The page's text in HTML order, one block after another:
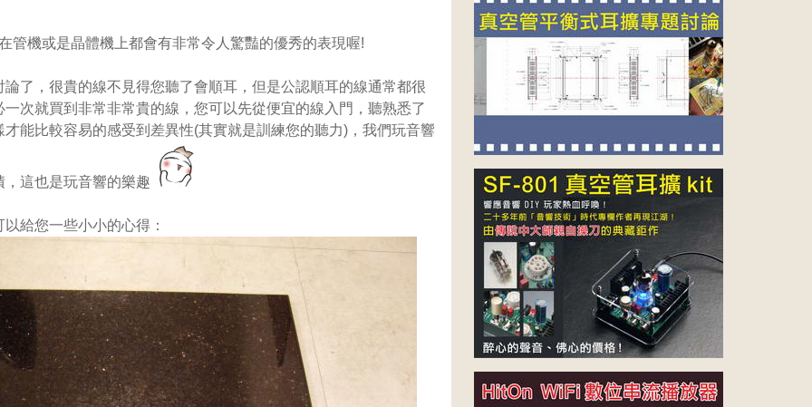
管機或是晶體機上都會有非常令人驚豔的優秀的表現喔!
了，很貴的線不見得您聽了會順耳，但是公認順耳的線通常都很
次就買到非常非常貴的線，您可以先從便宜的線入門，聽熟悉了
能比較容易的感受到差異性(其實就是訓練您的聽力)，我們玩音響
這也是玩音響的樂趣
給您一些小小的心得：